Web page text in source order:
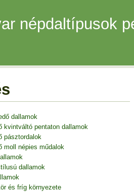
népdaltípusok
dallamok
kvintváltó pentaton dallamok
pásztordalok
moll népies műdalok
dallamok
és fríg környezete